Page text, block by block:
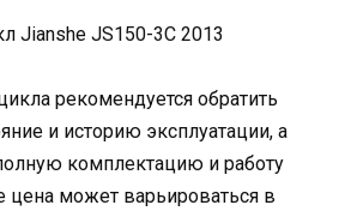
рекомендуется обратить
и историю эксплуатации, а
комплектацию и работу
цена может варьироваться в